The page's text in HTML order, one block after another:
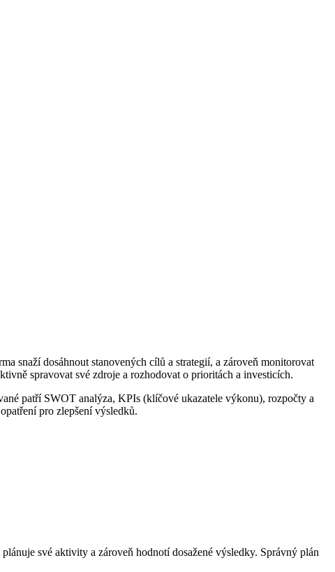
snaží dosáhnout stanovených cílů a strategií, a zároveň monitorovat
spravovat své zdroje a rozhodovat o prioritách a investicích.
patří SWOT analýza, KPIs (klíčové ukazatele výkonu), rozpočty a
pro zlepšení výsledků.
své aktivity a zároveň hodnotí dosažené výsledky. Správný plán